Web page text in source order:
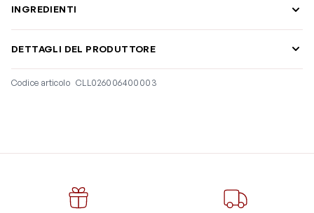
INGREDIENTI
DETTAGLI DEL PRODUTTORE
Codice articolo CLL026006400003